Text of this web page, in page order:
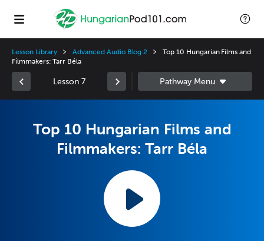
Lesson Library Advanced Audio Blog 2
Top 10 Hungarian Films and
Filmmakers: Tarr Béla
Lesson 7
Top 10 Hungarian Films and
Filmmakers: Tarr Béla